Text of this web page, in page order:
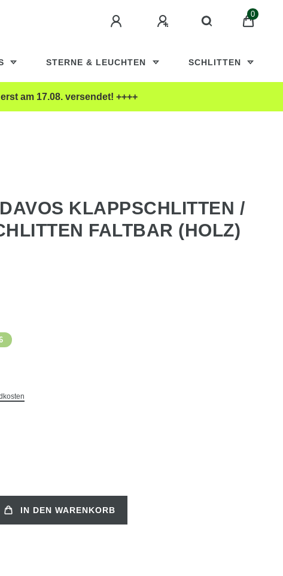
0
STERNE & LEUCHTEN SCHLITTEN
am 17.08. versendet! ++++
KLAPPSCHLITTEN /
FALTBAR (HOLZ)
IN DEN WARENKORB